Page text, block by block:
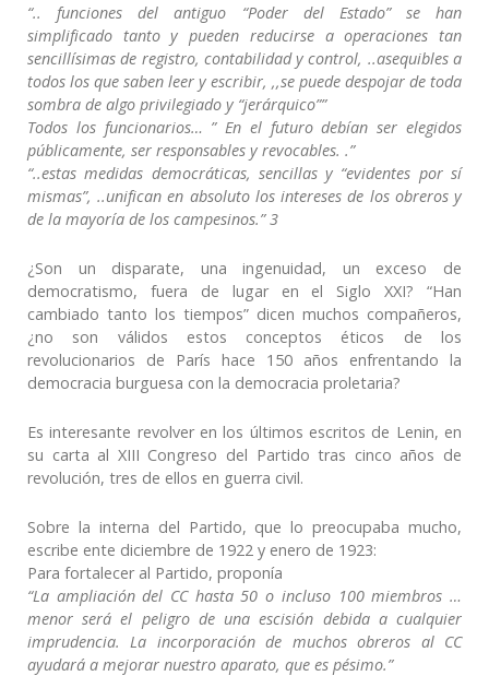
“.. funciones del antiguo “Poder del Estado” se han
simplificado tanto y pueden reducirse a operaciones tan
sencillísimas de registro, contabilidad y control, ..asequibles a
todos los que saben leer y escribir, ,,se puede despojar de toda
sombra de algo privilegiado y “jerárquico””
Todos los funcionarios… ” En el futuro debían ser elegidos
públicamente, ser responsables y revocables. .”
“..estas medidas democráticas, sencillas y “evidentes por sí
mismas”, ..unifican en absoluto los intereses de los obreros y
de la mayoría de los campesinos.” 3
¿Son un disparate, una ingenuidad, un exceso de
democratismo, fuera de lugar en el Siglo XXI? “Han
cambiado tanto los tiempos” dicen muchos compañeros,
¿no son válidos estos conceptos éticos de los
revolucionarios de París hace 150 años enfrentando la
democracia burguesa con la democracia proletaria?
Es interesante revolver en los últimos escritos de Lenin, en
su carta al XIII Congreso del Partido tras cinco años de
revolución, tres de ellos en guerra civil.
Sobre la interna del Partido, que lo preocupaba mucho,
escribe ente diciembre de 1922 y enero de 1923:
Para fortalecer al Partido, proponía
“La ampliación del CC hasta 50 o incluso 100 miembros …
menor será el peligro de una escisión debida a cualquier
imprudencia. La incorporación de muchos obreros al CC
ayudará a mejorar nuestro aparato, que es pésimo.”